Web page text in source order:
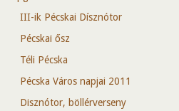
III-ik Pécskai Dísznótor
Pécskai ősz
Téli Pécska
Pécska Város napjai 2011
Disznótor, böllérverseny